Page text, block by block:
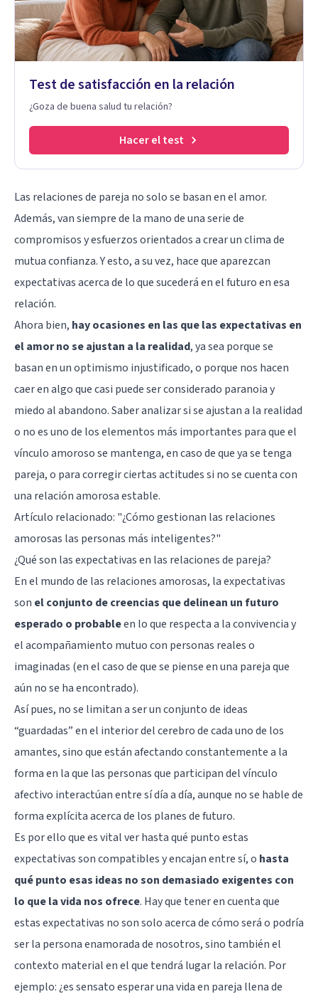
Test de satisfacción en la relación
¿Goza de buena salud tu relación?
Hacer el test
Las relaciones de pareja no solo se basan en el amor.
Además, van siempre de la mano de una serie de
compromisos y esfuerzos orientados a crear un clima de
mutua confianza. Y esto, a su vez, hace que aparezcan
expectativas acerca de lo que sucederá en el futuro en esa
relación.
Ahora bien, hay ocasiones en las que las expectativas en
el amor no se ajustan a la realidad, ya sea porque se
basan en un optimismo injustificado, o porque nos hacen
caer en algo que casi puede ser considerado paranoia y
miedo al abandono. Saber analizar si se ajustan a la realidad
o no es uno de los elementos más importantes para que el
vínculo amoroso se mantenga, en caso de que ya se tenga
pareja, o para corregir ciertas actitudes si no se cuenta con
una relación amorosa estable.
Artículo relacionado: "¿Cómo gestionan las relaciones
amorosas las personas más inteligentes?"
¿Qué son las expectativas en las relaciones de pareja?
En el mundo de las relaciones amorosas, la expectativas
son el conjunto de creencias que delinean un futuro
esperado o probableen lo que respecta a la convivencia y
el acompañamiento mutuo con personas reales o
imaginadas (en el caso de que se piense en una pareja que
aún no se ha encontrado).
Así pues, no se limitan a ser un conjunto de ideas
“guardadas” en el interior del cerebro de cada uno de los
amantes, sino que están afectando constantemente a la
forma en la que las personas que participan del vínculo
afectivo interactúan entre sí día a día, aunque no se hable de
forma explícita acerca de los planes de futuro.
Es por ello que es vital ver hasta qué punto estas
expectativas son compatibles y encajan entre sí, o hasta
qué punto esas ideas no son demasiado exigentes con
lo que la vida nos ofrece. Hay que tener en cuenta que
estas expectativas no son solo acerca de cómo será o podría
ser la persona enamorada de nosotros, sino también el
contexto material en el que tendrá lugar la relación. Por
ejemplo: ¿es sensato esperar una vida en pareja llena de